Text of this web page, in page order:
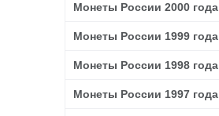
Монеты России 2000 года
Монеты России 1999 года
Монеты России 1998 года
Монеты России 1997 года